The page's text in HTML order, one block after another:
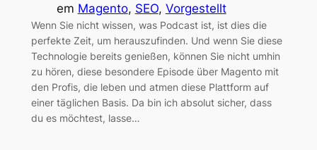
em Magento, SEO, Vorgestellt
Wenn Sie nicht wissen, was Podcast ist, ist dies die
perfekte Zeit, um herauszufinden. Und wenn Sie diese
Technologie bereits genießen, können Sie nicht umhin
zu hören, diese besondere Episode über Magento mit
den Profis, die leben und atmen diese Plattform auf
einer täglichen Basis. Da bin ich absolut sicher, dass
du es möchtest, lasse…